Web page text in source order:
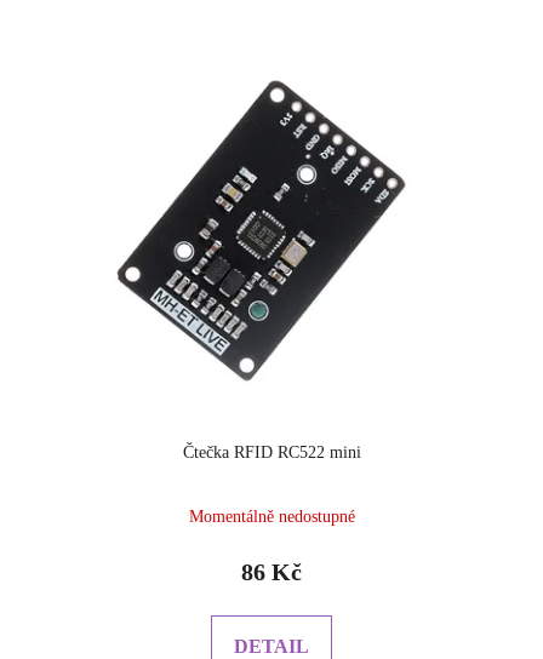
Čtečka RFID RC522 mini
hodnocení
je
z
Momentálně nedostupné
86 Kč
DETAIL